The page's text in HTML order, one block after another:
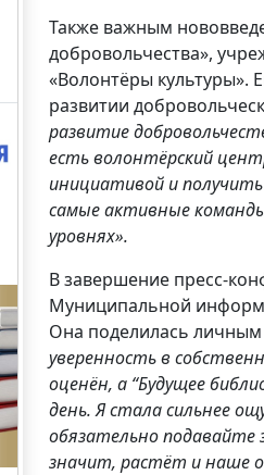
Также важным
добровольчества»,
«Волонтёры культуры».
развитии
развитие
есть волонтёрский
инициативой и
самые активные
уровнях».
В завершение пресс-
Муниципальной
Она поделилась
уверенность в
оценён, а “Будущее
день. Я стала сильнее
обязательно подавайте
значит, растёт и наше